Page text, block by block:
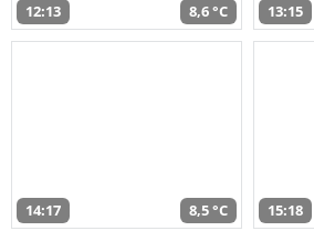
12:13 8,6 °C 13:15
14:17 8,5 °C 15:18